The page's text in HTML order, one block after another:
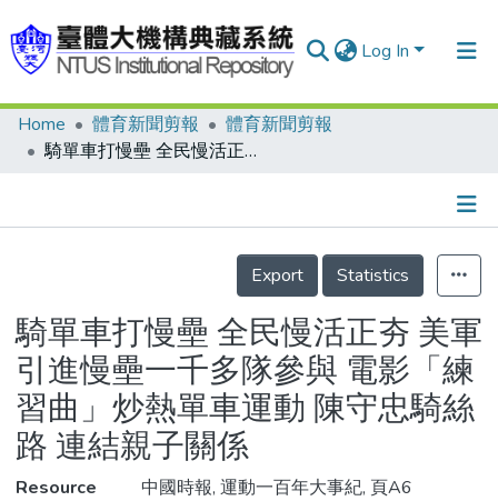
Log In
Communities & Collections
Statistics
Home 體育新聞剪報
體育新聞剪報
騎單車打慢壘 全民慢活正夯 美軍引進慢壘一千多隊參與 電影「練習曲」炒熱單車運動 陳守忠騎絲路 連結親子關係
Details
Export
Statistics
騎單車打慢壘 全民慢活正夯 美軍
引進慢壘一千多隊參與 電影「練
習曲」炒熱單車運動 陳守忠騎絲
路 連結親子關係
Resource
中國時報, 運動一百年大事紀, 頁A6